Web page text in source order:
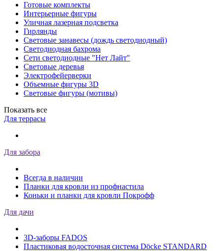
Готовые комплекты
Интерьерные фигуры
Уличная лазерная подсветка
Гирлянды
Световые занавесы (дождь светодиодный)
Светодиодная бахрома
Сети светодиодные "Нет Лайт"
Световые деревья
Электрофейерверки
Объемные фигуры 3D
Световые фигуры (мотивы)
Показать все
Для террасы
Для забора
Всегда в наличии
Планки для кровли из профнастила
Коньки и планки для кровли Покрофф
Для дачи
3D-заборы FADOS
Пластиковая водосточная система Döcke STANDARD